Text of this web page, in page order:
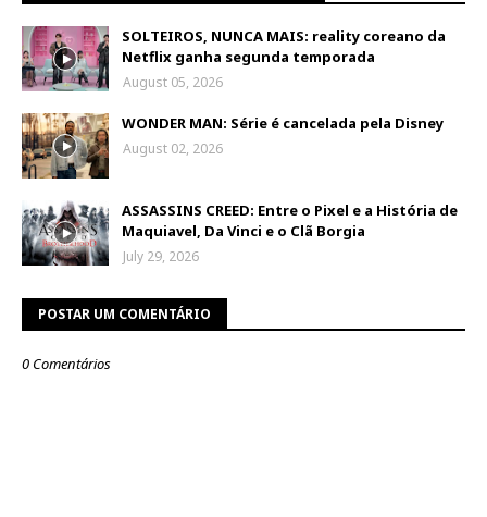
SOLTEIROS, NUNCA MAIS: reality coreano da
Netflix ganha segunda temporada
August 05, 2026
WONDER MAN: Série é cancelada pela Disney
August 02, 2026
ASSASSINS CREED: Entre o Pixel e a História de
Maquiavel, Da Vinci e o Clã Borgia
July 29, 2026
POSTAR UM COMENTÁRIO
0 Comentários